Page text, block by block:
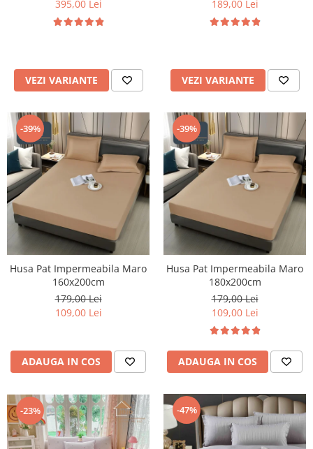
395,00 Lei
VEZI VARIANTE
189,00 Lei
VEZI VARIANTE
-39%
Husa Pat Impermeabila Maro
160x200cm
179,00 Lei
109,00 Lei
ADAUGA IN COS
-39%
Husa Pat Impermeabila Maro
180x200cm
179,00 Lei
109,00 Lei
ADAUGA IN COS
-23% -47%